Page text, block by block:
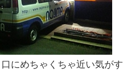
にめちゃくちゃ近い気が